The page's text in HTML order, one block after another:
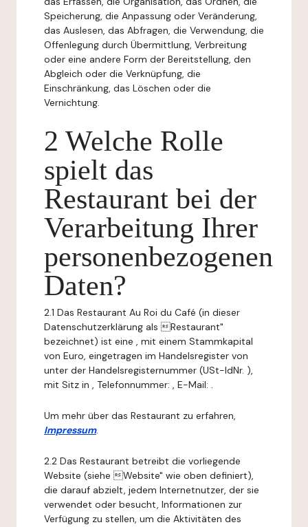
Speicherung, die Anpassung oder Veränderung,
das Auslesen, das Abfragen, die Verwendung, die
Offenlegung durch Übermittlung, Verbreitung
oder eine andere Form der Bereitstellung, den
Abgleich oder die Verknüpfung, die
Einschränkung, das Löschen oder die
Vernichtung.
2 Welche Rolle
spielt das
Restaurant bei der
Verarbeitung Ihrer
personenbezogenen
Daten?
2.1 Das Restaurant Au Roi du Café (in dieser
Datenschutzerklärung als Restaurant"
bezeichnet) ist eine , mit einem Stammkapital
von Euro, eingetragen im Handelsregister von
unter der Handelsregisternummer (USt-IdNr. ),
mit Sitz in , Telefonnummer: , E-Mail: .
Um mehr über das Restaurant zu erfahren,
Impressum.
2.2 Das Restaurant betreibt die vorliegende
Website (siehe Website" wie oben definiert),
die darauf abzielt, jedem Internetnutzer, der sie
verwendet oder besucht, Informationen zur
Verfügung zu stellen, um die Aktivitäten des